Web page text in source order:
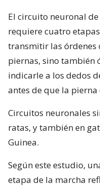
El circuito neuronal
requiere cuatro
transmitir las órdenes
piernas, sino también
indicarle a los dedos
antes de que la
Circuitos neuronales
ratas, y también en
Guinea.
Según este estudio,
etapa de la marcha